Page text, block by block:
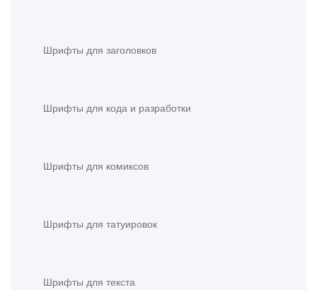
Шрифты для заголовков
Шрифты для кода и разработки
Шрифты для комиксов
Шрифты для татуировок
Шрифты для текста